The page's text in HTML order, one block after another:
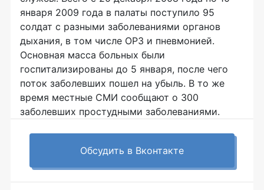
января 2009 года в палаты поступило 95
солдат с разными заболеваниями органов
дыхания, в том числе ОРЗ и пневмонией.
Основная масса больных были
госпитализированы до 5 января, после чего
поток заболевших пошел на убыль. В то же
время местные СМИ сообщают о 300
заболевших простудными заболеваниями.
Обсудить в Вконтакте